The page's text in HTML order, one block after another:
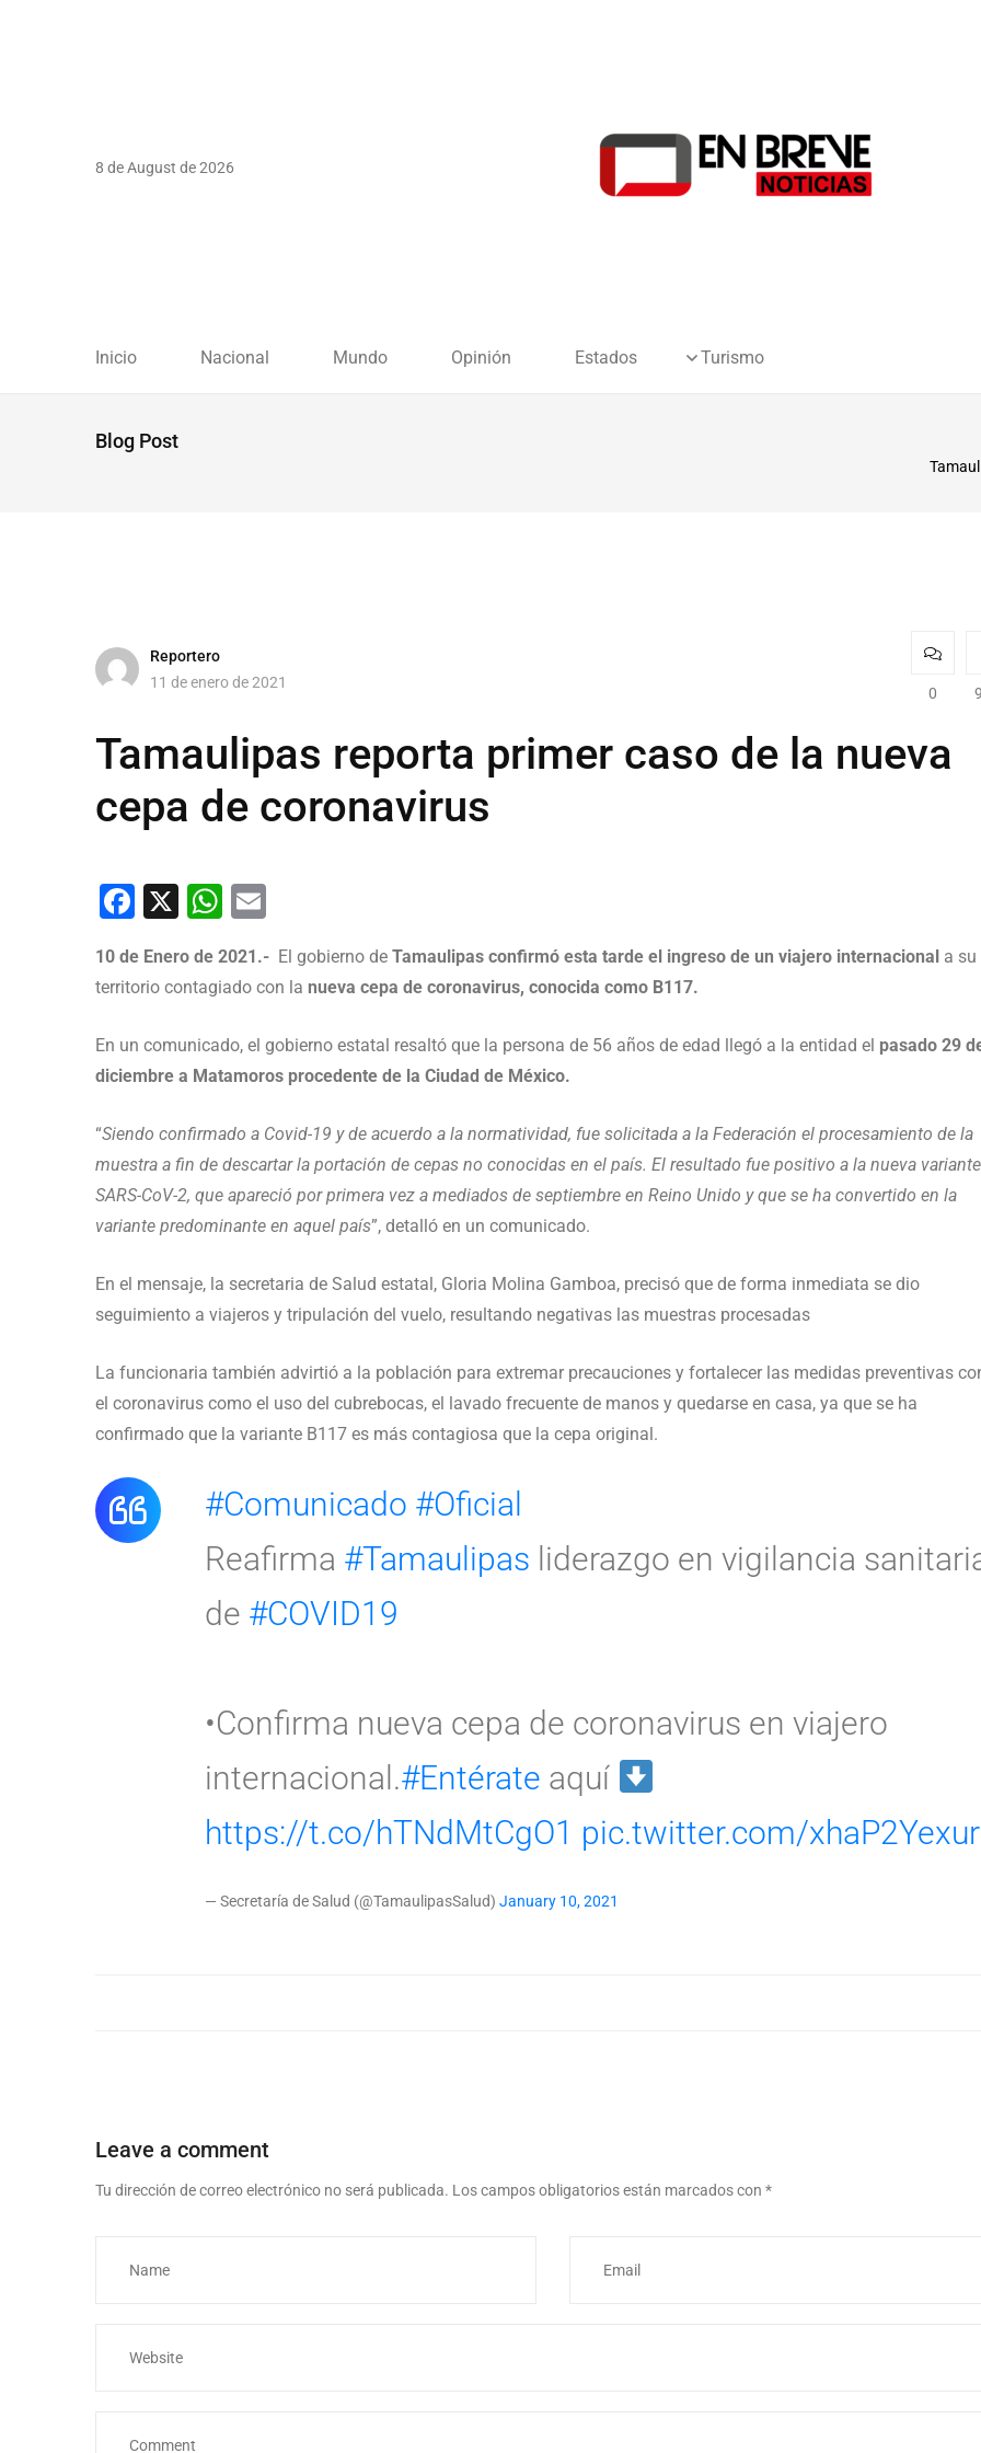
8 de August de 2026
Inicio Nacional Mundo Opinión Estados Turismo
Blog Post
Reportero
11 de enero de 2021
0
Tamaulipas reporta primer caso de la nueva
cepa de coronavirus
Facebook
X WhatsApp
10 de Enero de 2021.- El gobierno de Tamaulipas confirmó esta tarde el ingreso de un viajero internacional a su
territorio contagiado con la nueva cepa de coronavirus, conocida como B117.
En un comunicado, el gobierno estatal resaltó que la persona de 56 años de edad llegó a la entidad el pasado 29
diciembre a Matamoros procedente de la Ciudad de México.
“Siendo confirmado a Covid-19 y de acuerdo a la normatividad, fue solicitada a la Federación el procesamiento de la
muestra a fin de descartar la portación de cepas no conocidas en el país. El resultado fue positivo a la nueva
SARS-CoV-2, que apareció por primera vez a mediados de septiembre en Reino Unido y que se ha convertido en la
variante predominante en aquel país”, detalló en un comunicado.
En el mensaje, la secretaria de Salud estatal, Gloria Molina Gamboa, precisó que de forma inmediata se dio
seguimiento a viajeros y tripulación del vuelo, resultando negativas las muestras procesadas
La funcionaria también advirtió a la población para extremar precauciones y fortalecer las medidas preventivas
el coronavirus como el uso del cubrebocas, el lavado frecuente de manos y quedarse en casa, ya que se ha
confirmado que la variante B117 es más contagiosa que la cepa original.
#Comunicado #Oficial
Reafirma #Tamaulipas liderazgo en vigilancia
de #COVID19
•Confirma nueva cepa de coronavirus en viajero
internacional.#Entérate aquí
https://t.co/hTNdMtCgO1 pic.twitter.com/xhaP2Yexur
— Secretaría de Salud (@TamaulipasSalud) January 10, 2021
Leave a comment
Tu dirección de correo electrónico no será publicada. Los campos obligatorios están marcados con *